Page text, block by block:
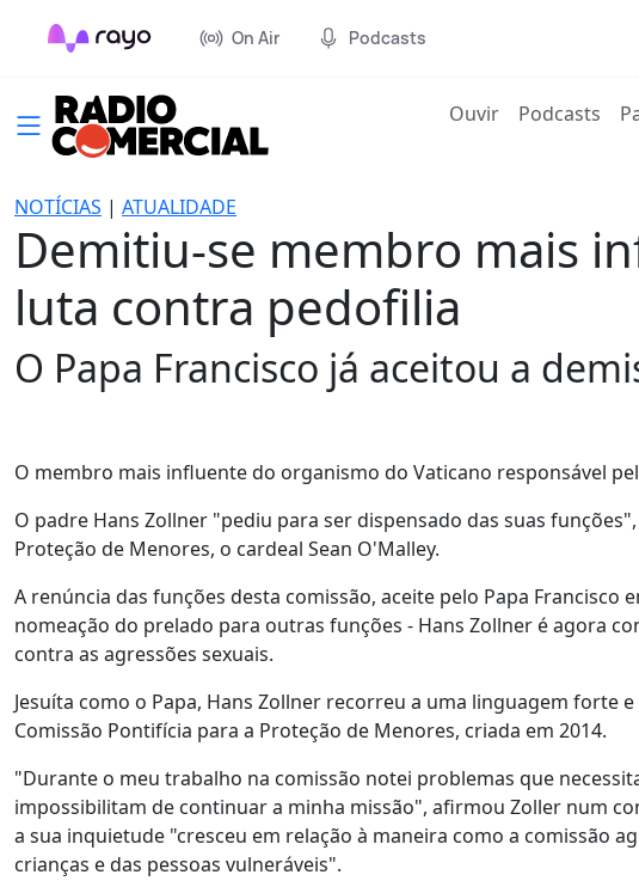
On Air Podcasts
Ouvir(current)
Podcasts
NOTÍCIAS | ATUALIDADE
Demitiu-se membro mais
luta contra pedofilia
O Papa Francisco já aceitou a
O membro mais influente do organismo do Vaticano responsável
O padre Hans Zollner "pediu para ser dispensado das suas
Proteção de Menores, o cardeal Sean O'Malley.
A renúncia das funções desta comissão, aceite pelo Papa
nomeação do prelado para outras funções - Hans Zollner é agora
contra as agressões sexuais.
Jesuíta como o Papa, Hans Zollner recorreu a uma linguagem forte
Comissão Pontifícia para a Proteção de Menores, criada em 2014.
"Durante o meu trabalho na comissão notei problemas que
impossibilitam de continuar a minha missão", afirmou Zoller num
a sua inquietude "cresceu em relação à maneira como a comissão
crianças e das pessoas vulneráveis".